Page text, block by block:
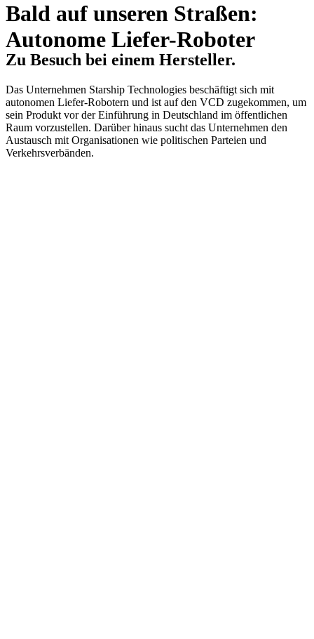
Bald auf unseren Straßen:
Autonome Liefer-Roboter
Zu Besuch bei einem Hersteller.
Das Unternehmen Starship Technologies beschäftigt sich mit
autonomen Liefer-Robotern und ist auf den VCD zugekommen, um
sein Produkt vor der Einführung in Deutschland im öffentlichen
Raum vorzustellen. Darüber hinaus sucht das Unternehmen den
Austausch mit Organisationen wie politischen Parteien und
Verkehrsverbänden.